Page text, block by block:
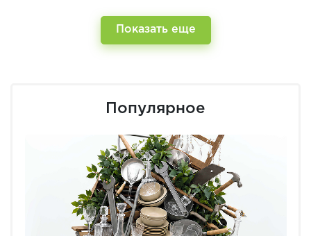
Показать еще
Популярное